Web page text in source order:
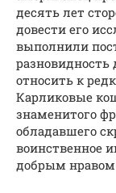
десять лет
довести его
выполнили
относить к
Карликовые
знаменитого
обладавшего
воинственное
добрым